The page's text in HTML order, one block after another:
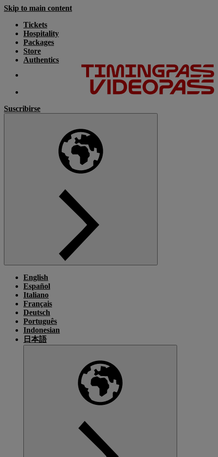
Skip to main content
Tickets
Hospitality
Packages
Store
Authentics
Suscribirse
English
Español
Italiano
Français
Deutsch
Português
Indonesian
日本語